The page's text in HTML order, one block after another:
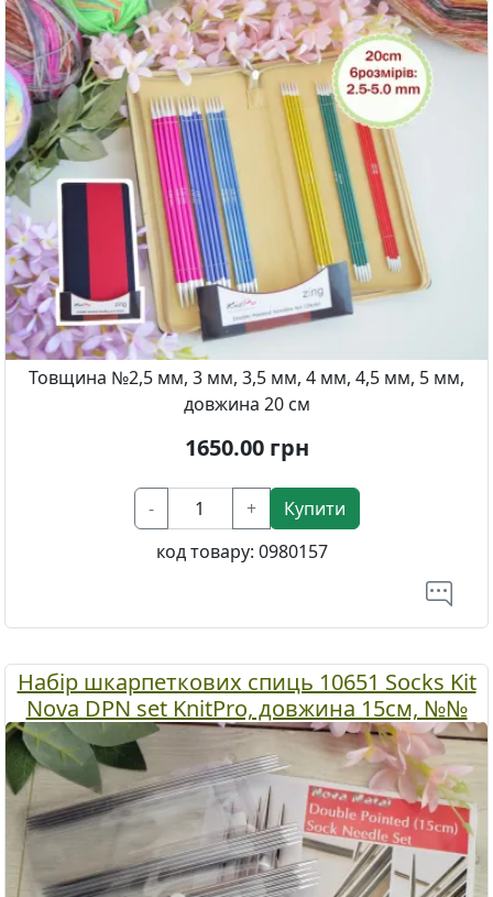
Товщина №2,5 мм, 3 мм, 3,5 мм, 4 мм, 4,5 мм, 5 мм,
довжина 20 см
1650.00грн
- +
Купити
код товару: 0980157
Набір шкарпеткових спиць 10651 Socks Kit
Nova DPN set KnitPro, довжина 15см, №№
2мм, 2,5мм, 3мм, 3,5мм, 4мм